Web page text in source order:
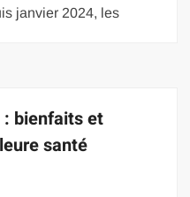
janvier 2024, les
: bienfaits et
santé